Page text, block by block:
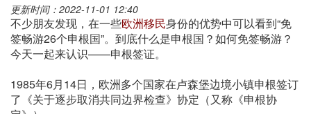
更新时间：2022-11-01 12:40
不少朋友发现，在一些欧洲移民身份的优势中可以看到“免
签畅游26个申根国”。到底什么是申根国？如何免签畅游？
今天一起来认识——申根签证。
1985年6月14日，欧洲多个国家在卢森堡边境小镇申根签订
了《关于逐步取消共同边界检查》协定（又称《申根协